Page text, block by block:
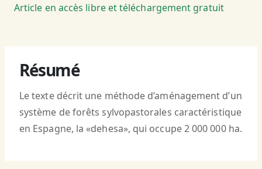
Article en accès libre et téléchargement gratuit
Résumé
Le texte décrit une méthode d’aménagement d’un
système de forêts sylvopastorales caractéristique
en Espagne, la «dehesa», qui occupe 2 000 000 ha.